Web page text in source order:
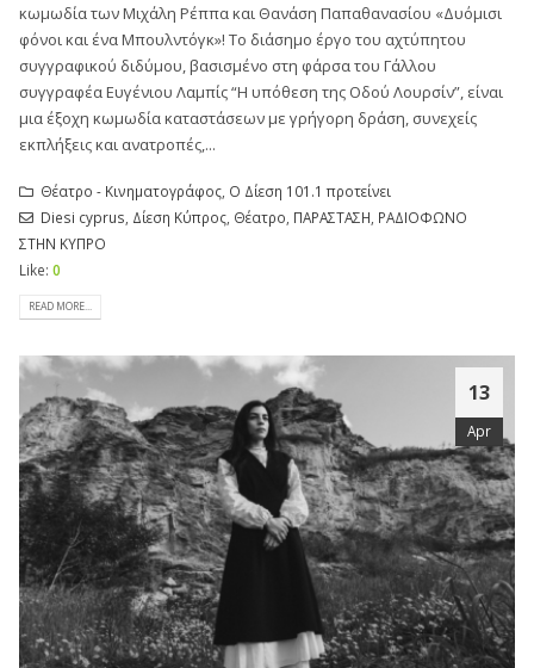
κωμωδία των Μιχάλη Ρέππα και Θανάση Παπαθανασίου «Δυόμισι
φόνοι και ένα Μπουλντόγκ»! Το διάσημο έργο του αχτύπητου
συγγραφικού διδύμου, βασισμένο στη φάρσα του Γάλλου
συγγραφέα Ευγένιου Λαμπίς “Η υπόθεση της Οδού Λουρσίν”, είναι
μια έξοχη κωμωδία καταστάσεων με γρήγορη δράση, συνεχείς
εκπλήξεις και ανατροπές,...
Θέατρο - Κινηματογράφος, Ο Δίεση 101.1 προτείνει
Diesi cyprus Δίεση Κύπρος, Θέατρο ΠΑΡΑΣΤΑΣΗ ΡΑΔΙΟΦΩΝΟ
ΣΤΗΝ ΚΥΠΡΟ
Like: 0
READ MORE...
13
Apr